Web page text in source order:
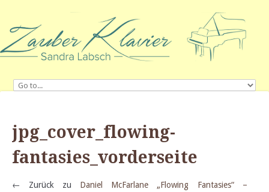
jpg_cover_flowing-
fantasies_vorderseite
← Zurück zu Daniel McFarlane „Flowing Fantasies“ –